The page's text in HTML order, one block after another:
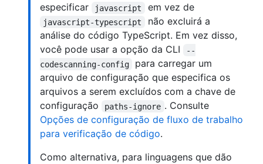
especificar
javascript em vez de
javascript-typescript
não excluirá a
análise do código TypeScript. Em vez disso,
você pode usar a opção da CLI
--
codescanning-config
para carregar um
arquivo de configuração que especifica os
arquivos a serem excluídos com a chave de
configuração
paths-ignore . Consulte
Opções de configuração de fluxo de trabalho
para verificação de código.
Como alternativa, para linguagens que dão